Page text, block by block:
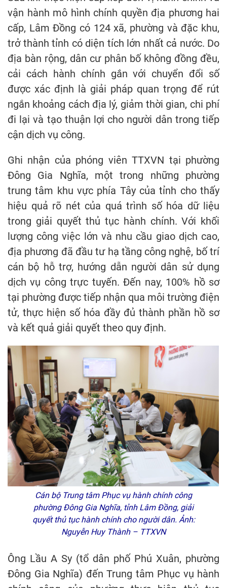
vận hành mô hình chính quyền địa phương hai
cấp, Lâm Đồng có 124 xã, phường và đặc khu,
trở thành tỉnh có diện tích lớn nhất cả nước. Do
địa bàn rộng, dân cư phân bố không đồng đều,
cải cách hành chính gắn với chuyển đổi số
được xác định là giải pháp quan trọng để rút
ngắn khoảng cách địa lý, giảm thời gian, chi phí
đi lại và tạo thuận lợi cho người dân trong tiếp
cận dịch vụ công.
Ghi nhận của phóng viên TTXVN tại phường
Đông Gia Nghĩa, một trong những phường
trung tâm khu vực phía Tây của tỉnh cho thấy
hiệu quả rõ nét của quá trình số hóa dữ liệu
trong giải quyết thủ tục hành chính. Với khối
lượng công việc lớn và nhu cầu giao dịch cao,
địa phương đã đầu tư hạ tầng công nghệ, bố trí
cán bộ hỗ trợ, hướng dẫn người dân sử dụng
dịch vụ công trực tuyến. Đến nay, 100% hồ sơ
tại phường được tiếp nhận qua môi trường điện
tử, thực hiện số hóa đầy đủ thành phần hồ sơ
và kết quả giải quyết theo quy định.
Cán bộ Trung tâm Phục vụ hành chính công
phường Đông Gia Nghĩa, tỉnh Lâm Đồng, giải
quyết thủ tục hành chính cho người dân. Ảnh:
Nguyễn Huy Thành – TTXVN
Ông Lầu A Sy (tổ dân phố Phú Xuân, phường
Đông Gia Nghĩa) đến Trung tâm Phục vụ hành